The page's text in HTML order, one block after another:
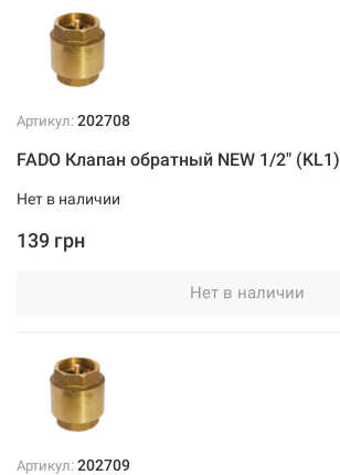
Артикул: 202708
FADO Клапан обратный NEW 1/2" (KL1)
Нет в наличии
139 грн
Нет в наличии
Артикул: 202709